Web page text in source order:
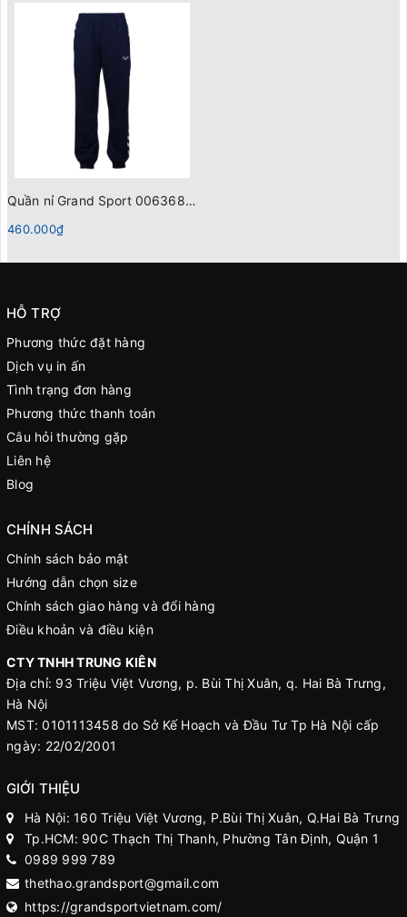
Quần nỉ Grand Sport 006368 Xanh Đen
460.000₫
HỖ TRỢ
Phương thức đặt hàng
Dịch vụ in ấn
Tình trạng đơn hàng
Phương thức thanh toán
Câu hỏi thường gặp
Liên hệ
Blog
CHÍNH SÁCH
Chính sách bảo mật
Hướng dẫn chọn size
Chính sách giao hàng và đổi hàng
Điều khoản và điều kiện
CTY TNHH TRUNG KIÊN
Địa chỉ: 93 Triệu Việt Vương, p. Bùi Thị Xuân, q. Hai Bà Trưng,
Hà Nội
MST: 0101113458 do Sở Kế Hoạch và Đầu Tư Tp Hà Nội cấp
ngày: 22/02/2001
GIỚI THIỆU
Hà Nội: 160 Triệu Việt Vương, P.Bùi Thị Xuân, Q.Hai Bà Trưng
Tp.HCM: 90C Thạch Thị Thanh, Phường Tân Định, Quận 1
0989 999 789
thethao.grandsport@gmail.com
https://grandsportvietnam.com/